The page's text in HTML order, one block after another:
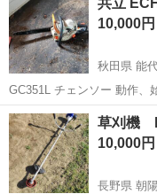
10,000円
秋田県 能
GC351L チェンソー 動作、
秋田 能代市 能代駅
10,000円
長野県 朝